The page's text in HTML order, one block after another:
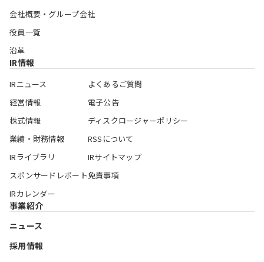
会社概要・グループ会社
役員一覧
沿革
IR情報
IRニュース
経営情報
株式情報
業績・財務情報
IRライブラリ
スポンサードレポート
IRカレンダー
よくあるご質問
電子公告
ディスクロージャーポリシー
RSSについて
IRサイトマップ
免責事項
事業紹介
ニュース
採用情報